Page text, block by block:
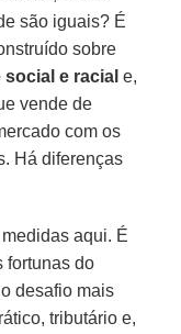
são iguais? É
sobre
e racial e,
vende de
com os
Há diferenças
aqui. É
fortunas do
desafio mais
tributário e,